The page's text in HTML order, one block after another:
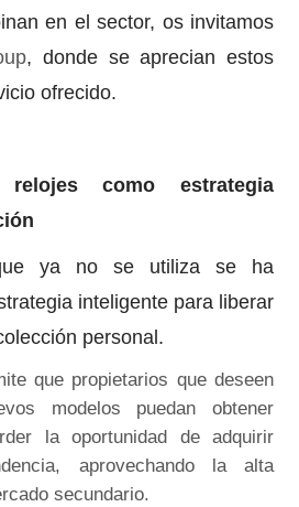
en el sector, os invitamos
, donde se aprecian estos
ofrecido.
como estrategia
ya no se utiliza se ha
inteligente para liberar
personal.
que propietarios que deseen
modelos puedan obtener
la oportunidad de adquirir
aprovechando la alta
secundario.